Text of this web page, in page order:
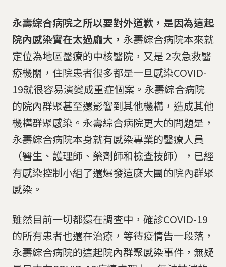
永壽綜合病院之所以要對外道歉，是因為這起
院內感染實在太過龐大， 永壽綜合病院本來就
定位為地區醫療的中核醫院，又是 2次急救醫
療機關，住院患者很多都是一旦感染COVID-
19就很容易演變成重症個案。永壽綜合病院
的院內群聚甚至還影響到其他機構，造成其他
機構群聚感染。永壽綜合病院更大的問題是，
永壽綜合病院本身就有感染專業的醫療人員
（醫生、護理師、藥劑師和檢查技師），已經
有感染控制小組了還爆發這麼大團的院內群聚
感染。
雖然目前一切都還在調查中，確診COVID-19
的所有患者也還在治療，等待疫情告一段落，
永壽綜合病院的這起院內群聚感染事件，無疑